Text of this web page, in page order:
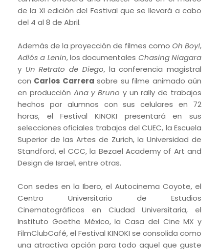
de la XI edición del Festival que se llevará a cabo
del 4 al 8 de Abril.
Además de la proyección de filmes como Oh Boy!,
Adiós a Lenin, los documentales Chasing Niagara
y Un Retrato de Diego, la conferencia magistral
con Carlos Carrera sobre su filme animado aún
en producción Ana y Bruno y un rally de trabajos
hechos por alumnos con sus celulares en 72
horas, el Festival KINOKI presentará en sus
selecciones oficiales trabajos del CUEC, la Escuela
Superior de las Artes de Zurich, la Universidad de
Standford, el CCC, la Bezael Academy of Art and
Design de Israel, entre otras.
Con sedes en la Ibero, el Autocinema Coyote, el
Centro Universitario de Estudios
Cinematográficos en Ciudad Universitaria, el
Instituto Goethe México, la Casa del Cine MX y
FilmClubCafé, el Festival KINOKI se consolida como
una atractiva opción para todo aquel que guste